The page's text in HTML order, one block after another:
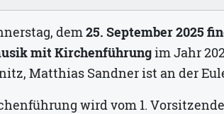
dem25. September 2025
mit Kirchenführungim Jahr
Matthias Sandner ist an der
wird vom 1.